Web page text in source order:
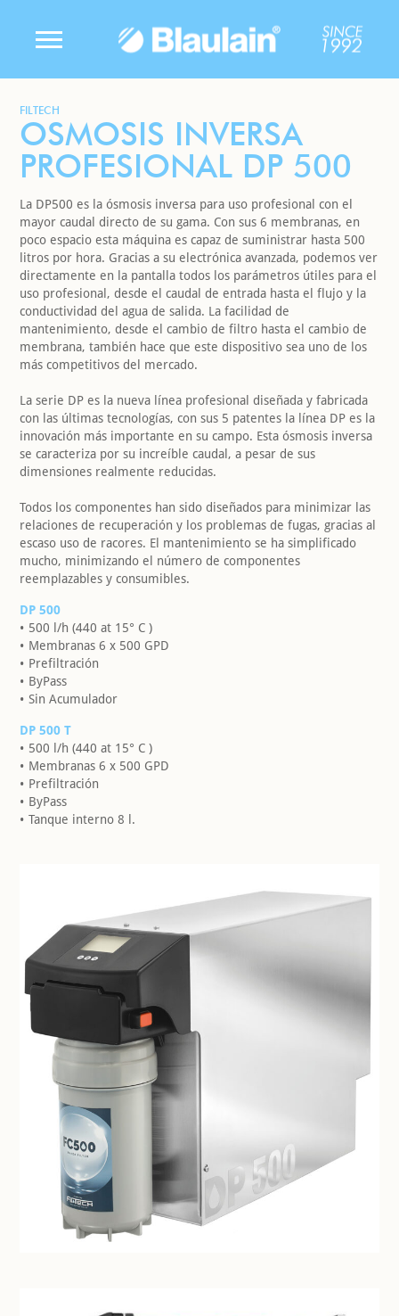
FILTECH
OSMOSIS INVERSA
PROFESIONAL DP 500
La DP500 es la ósmosis inversa para uso profesional con el
mayor caudal directo de su gama. Con sus 6 membranas, en
poco espacio esta máquina es capaz de suministrar hasta 500
litros por hora. Gracias a su electrónica avanzada, podemos ver
directamente en la pantalla todos los parámetros útiles para el
uso profesional, desde el caudal de entrada hasta el flujo y la
conductividad del agua de salida. La facilidad de
mantenimiento, desde el cambio de filtro hasta el cambio de
membrana, también hace que este dispositivo sea uno de los
más competitivos del mercado.
La serie DP es la nueva línea profesional diseñada y fabricada
con las últimas tecnologías, con sus 5 patentes la línea DP es la
innovación más importante en su campo. Esta ósmosis inversa
se caracteriza por su increíble caudal, a pesar de sus
dimensiones realmente reducidas.
Todos los componentes han sido diseñados para minimizar las
relaciones de recuperación y los problemas de fugas, gracias al
escaso uso de racores. El mantenimiento se ha simplificado
mucho, minimizando el número de componentes
reemplazables y consumibles.
DP 500
500 l/h (440 at 15° C )
Membranas 6 x 500 GPD
Prefiltración
ByPass
Sin Acumulador
DP 500 T
500 l/h (440 at 15° C )
Membranas 6 x 500 GPD
Prefiltración
ByPass
Tanque interno 8 l.